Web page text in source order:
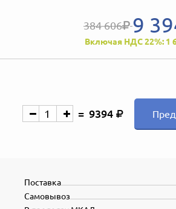
384 606 9
Включая НДС 22%: 1
9394
Поставка
Самовывоз